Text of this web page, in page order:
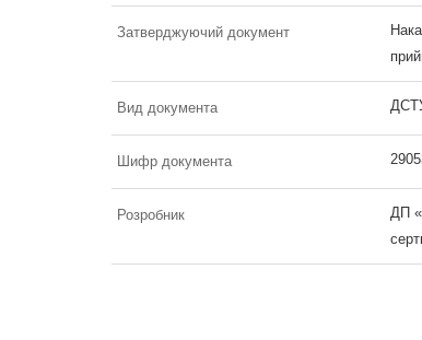
Затверджуючий документ
Вид документа
Шифр документа
Розробник
ДП